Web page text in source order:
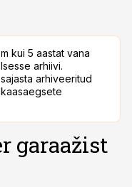
kui 5 aastat vana
arhiivi.
arhiveeritud
garaažist